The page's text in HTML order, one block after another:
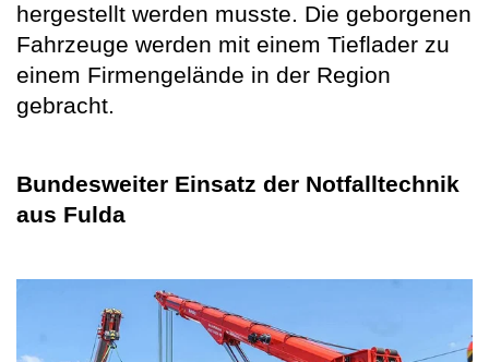
hergestellt werden musste. Die geborgenen
Fahrzeuge werden mit einem Tieflader zu
einem Firmengelände in der Region
gebracht.
Bundesweiter Einsatz der Notfalltechnik
aus Fulda